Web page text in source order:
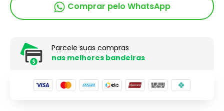
Comprar pelo WhatsApp
Parcele suas compras
nas melhores bandeiras